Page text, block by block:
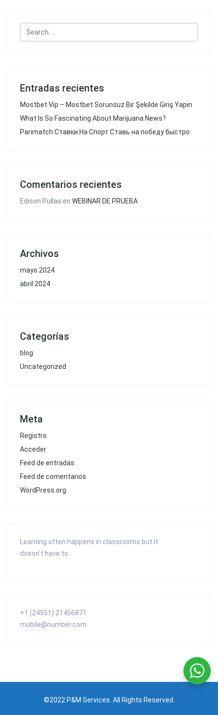
Entradas recientes
Mostbet Vip – Mostbet Sorunsuz Bir Şekilde Giriş Yapın
What Is So Fascinating About Marijuana News?
Parimatch Ставки На Спорт Ставь на победу быстро
Comentarios recientes
Edison Pullas en WEBINAR DE PRUEBA
Archivos
mayo 2024
abril 2024
Categorías
blog
Uncategorized
Meta
Registro
Acceder
Feed de entradas
Feed de comentarios
WordPress.org
Learning often happens in classrooms but it
doesn’t have to.
+1 (24551) 21456871
mobile@number.com
©2022 P&M Services. All Rights Reserved.